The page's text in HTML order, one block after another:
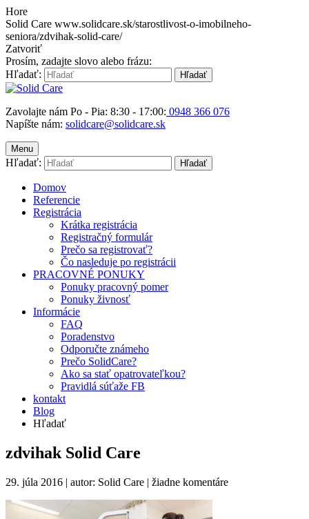
Hore
Solid Care www.solidcare.sk/starostlivost-o-imobilneho-
seniora/zdvihak-solid-care/
Zatvoriť
Prosím, zadajte slovo alebo frázu:
Hľadať:
Hľadať
Zavolajte nám Po - Pia: 8:30 - 17:00: 0948 366 076
Napíšte nám: solidcare@solidcare.sk
Menu
Hľadať: Hľadať
Domov
Referencie
Registrácia
Krátka registrácia
Registračný formulár
Prečo sa registrovať?
Čo nasleduje po registrácii
PRACOVNÉ PONUKY
Ponuky pracovný pomer
Ponuky živnosť
Informácie
FAQ
Poradenstvo
Odporučte známeho
Prečo SolidCare?
Ako sa stať opatrovateľkou?
Pravidlá súťaže FB
kontakt
Blog
Hľadať
zdvihak Solid Care
29. júla 2016 | autor: Solid Care | žiadne komentáre